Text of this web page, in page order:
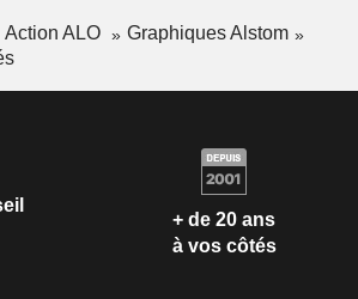
Action ALO
Graphiques Alstom
+ de 20 ans
à vos côtés